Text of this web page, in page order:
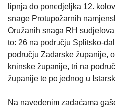
lipnja do ponedjeljka 12.
snage Protupožarnih
Oružanih snaga RH
to: 26 na području Splitsko-
području Zadarske županije,
kninske županije, tri na
županije te po jednog u
Na navedenim zadaćama